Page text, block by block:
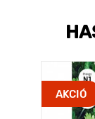
AKCIÓ